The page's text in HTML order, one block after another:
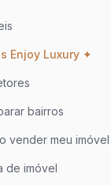
Enjoy Luxury ✦
bairros
vender meu imóvel
de imóvel